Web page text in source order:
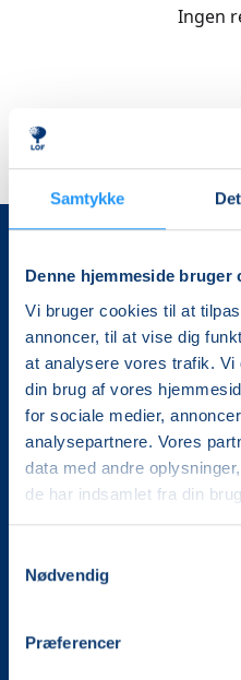
Samtykke
Denne hjemmeside bruger
Vi bruger cookies til at
annoncer, til at vise dig
at analysere vores trafik. Vi
din brug af vores
for sociale medier,
analysepartnere. Vores
data med andre
de har indsamlet fra din
Nødvendig
Præferencer
Ingen
Det, der er vigtigt for
Vi skaber rammerne for
mere end 100.000
foredrag og oplevelser.
5700 Svendborg